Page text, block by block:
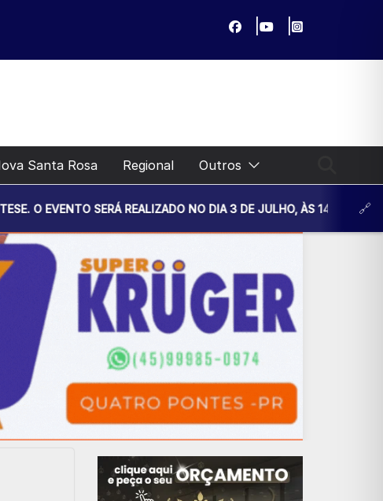
Santa Rosa Regional Outros
SERÁ REALIZADO NO DIA 3 DE JULHO, ÀS 14H30, NA